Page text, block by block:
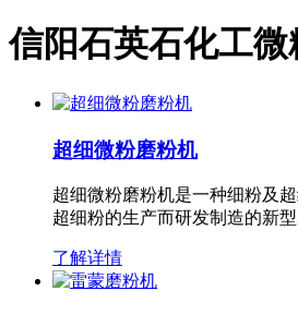
信阳石英石化工
超细微粉磨粉机
超细微粉磨粉机是一种细粉及
超细粉的生产而研发制造的新
了解详情